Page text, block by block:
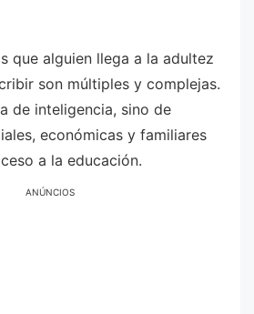
que alguien llega a la adultez
son múltiples y complejas.
de inteligencia, sino de
económicas y familiares
a la educación.
ANÚNCIOS